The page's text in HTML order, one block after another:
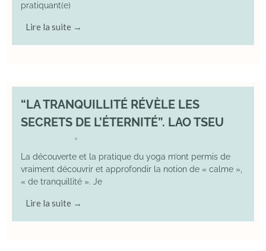
pratiquant(e)
Lire la suite →
“LA TRANQUILLITÉ RÉVÈLE LES
SECRETS DE L’ÉTERNITÉ”. LAO TSEU
•
La découverte et la pratique du yoga m’ont permis de
vraiment découvrir et approfondir la notion de « calme »,
« de tranquillité ». Je
Lire la suite →